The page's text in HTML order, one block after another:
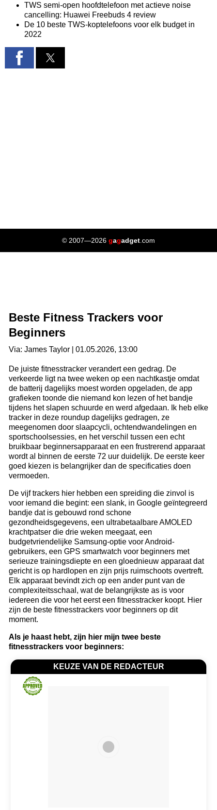
TWS semi-open hoofdtelefoon met actieve noise
cancelling: Huawei Freebuds 4 review
De 10 beste TWS-koptelefoons voor elk budget in
2022
© 2007—2026 gagadget .com